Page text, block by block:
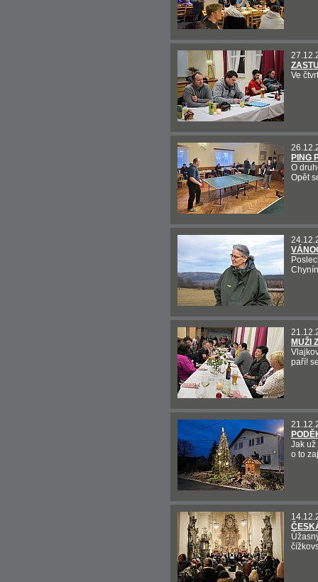
Ve
PING
O
Opět
MUŽI
paří!
Jak už
o to